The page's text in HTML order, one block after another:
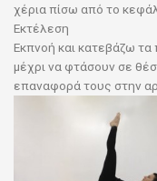
χέρια πίσω από το
Εκτέλεση
Εκπνοή και κατεβάζω
μέχρι να φτάσουν σε
επαναφορά τους στην